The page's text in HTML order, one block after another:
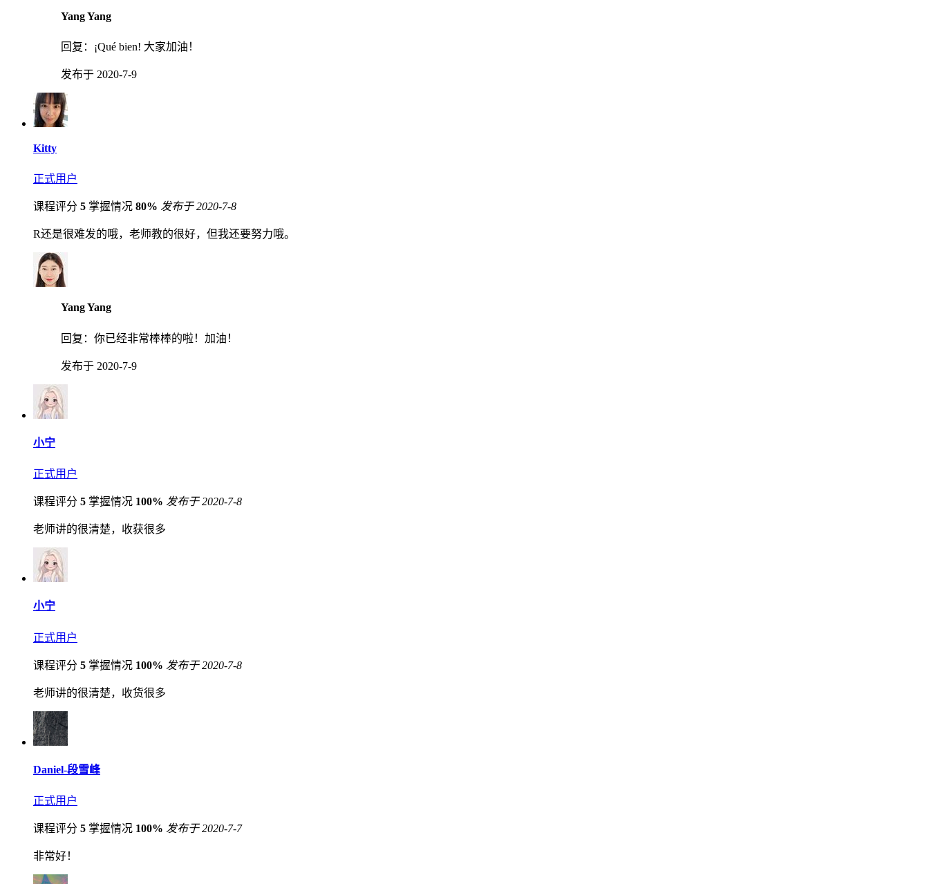
Yang Yang
回复： ¡Qué bien! 大家加油！
发布于 2020-7-9
Kitty
正式用户
课程评分 5 掌握情况 80% 发布于 2020-7-8
R还是很难发的哦，老师教的很好，但我还要努力哦。
Yang Yang
回复： 你已经非常棒棒的啦！加油！
发布于 2020-7-9
小宁
正式用户
课程评分 5 掌握情况 100% 发布于 2020-7-8
老师讲的很清楚，收获很多
小宁
正式用户
课程评分 5 掌握情况 100% 发布于 2020-7-8
老师讲的很清楚，收货很多
Daniel-段雪峰
正式用户
课程评分 5 掌握情况 100% 发布于 2020-7-7
非常好！